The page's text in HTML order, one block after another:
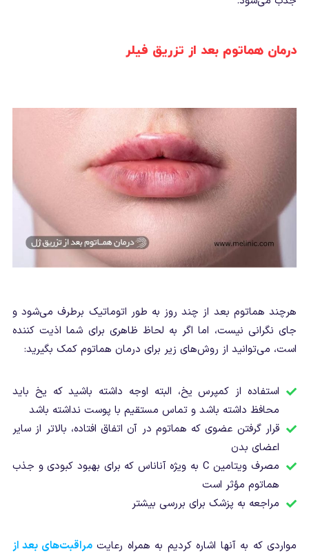
درمان هماتوم بعد از تزریق فیلر
هرچند هماتوم بعد از چند روز به طور اتوماتیک برطرف می‌شود و
جای نگرانی نیست، اما اگر به لحاظ ظاهری برای شما اذیت کننده
است، می‌توانید از روش‌های زیر برای درمان هماتوم کمک بگیرید:
استفاده از کمپرس یخ، البته اوجه داشته باشید که یخ باید
محافظ داشته باشد و تماس مستقیم با پوست نداشته باشد
قرار گرفتن عضوی که هماتوم در آن اتفاق افتاده، بالاتر از سایر
اعضای بدن
مصرف ویتامین C به ویژه آناناس که برای بهبود کبودی و جذب
هماتوم مؤثر است
مراجعه به پزشک برای بررسی بیشتر
مواردی که به آنها اشاره کردیم به همراه رعایتمراقبت‌های بعد از